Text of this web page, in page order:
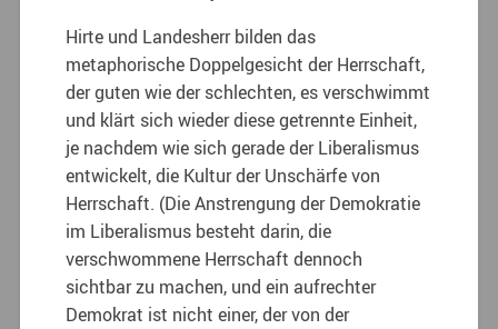
Hirte und Landesherr bilden das
metaphorische Doppelgesicht der Herrschaft,
der guten wie der schlechten, es verschwimmt
und klärt sich wieder diese getrennte Einheit,
je nachdem wie sich gerade der Liberalismus
entwickelt, die Kultur der Unschärfe von
Herrschaft. (Die Anstrengung der Demokratie
im Liberalismus besteht darin, die
verschwommene Herrschaft dennoch
sichtbar zu machen, und ein aufrechter
Demokrat ist nicht einer, der von der